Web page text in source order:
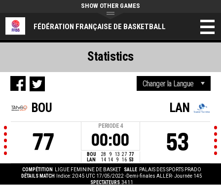
FÉDÉRATION FRANÇAISE DE BASKETBALL
SHOW OTHER GAMES
BOU
77
PERIODE 4
00:00
BOU 28 9 13 27 77
LAN
14 14 9 16 53
LAN
53
COMPÉTITION LIGUE FEMININE DE BASKET SALLE PALAIS DES SPORTS PRADO
DÉTAILS MATCH
Indice: 20:45 UTC 17/05/2022 -Demi-finales ALLER- Journée 145
SPECTATEURS 3411
Statistics